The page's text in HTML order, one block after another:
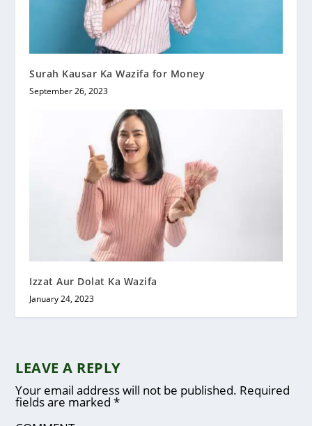
Surah Kausar Ka Wazifa for Money
September 26, 2023
Izzat Aur Dolat Ka Wazifa
January 24, 2023
LEAVE A REPLY
Your email address will not be published. Required
fields are marked*